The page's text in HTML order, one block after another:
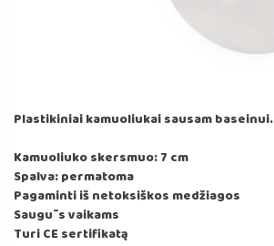
Plastikiniai kamuoliukai sausam baseinui.
Kamuoliuko skersmuo: 7 cm
Spalva: permatoma
Pagaminti iš netoksiškos medžiagos
Saugūs vaikams
Turi CE sertifikatą